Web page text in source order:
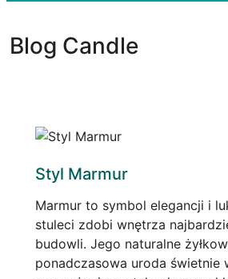
Blog Candle
Styl Marmur
Marmur to symbol elegancji i
stuleci zdobi wnętrza
budowli. Jego naturalne
ponadczasowa uroda świetnie